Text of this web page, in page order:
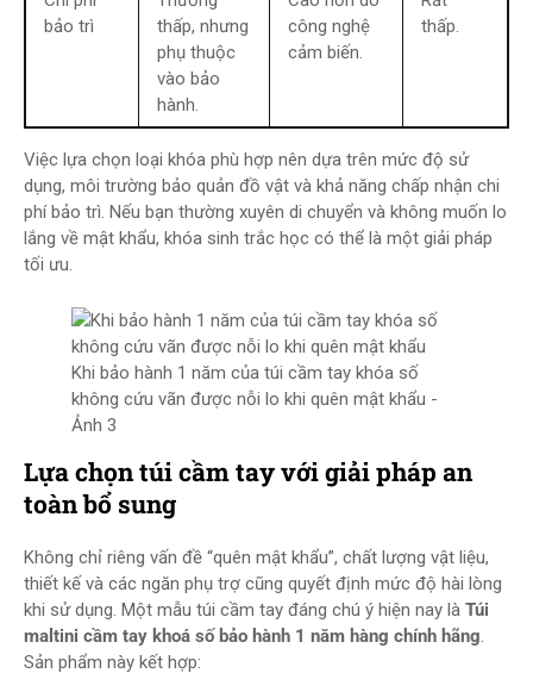
bảo trì
thấp, nhưng
phụ thuộc
vào bảo
hành.
công nghệ
cảm biến.
thấp.
Việc lựa chọn loại khóa phù hợp nên dựa trên mức độ sử
dụng, môi trường bảo quản đồ vật và khả năng chấp nhận chi
phí bảo trì. Nếu bạn thường xuyên di chuyển và không muốn lo
lắng về mật khẩu, khóa sinh trắc học có thể là một giải pháp
tối ưu.
Khi bảo hành 1 năm của túi cầm tay khóa số
không cứu vãn được nỗi lo khi quên mật khẩu -
Ảnh 3
Lựa chọn túi cầm tay với giải pháp an
toàn bổ sung
Không chỉ riêng vấn đề “quên mật khẩu”, chất lượng vật liệu,
thiết kế và các ngăn phụ trợ cũng quyết định mức độ hài lòng
khi sử dụng. Một mẫu túi cầm tay đáng chú ý hiện nay là Túi
maltini cầm tay khoá số bảo hành 1 năm hàng chính hãng.
Sản phẩm này kết hợp: